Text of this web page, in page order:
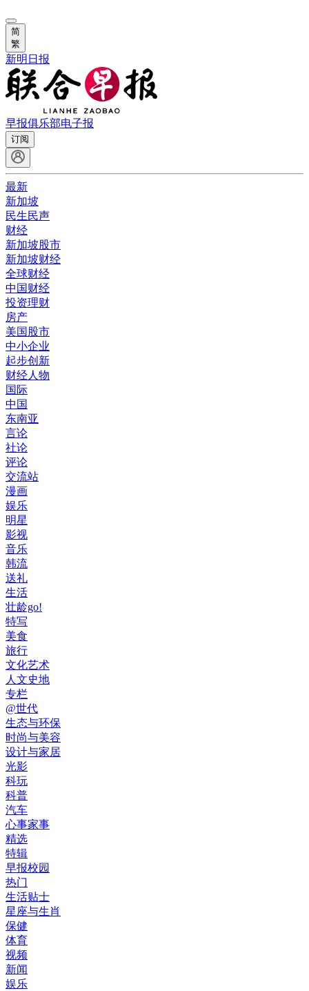
简
繁
新明日报
早报俱乐部电子报
订阅
最新
新加坡
民生民声
财经
新加坡股市
新加坡财经
全球财经
中国财经
投资理财
房产
美国股市
中小企业
起步创新
财经人物
国际
中国
东南亚
言论
社论
评论
交流站
漫画
娱乐
明星
影视
音乐
韩流
送礼
生活
壮龄go!
特写
美食
旅行
文化艺术
人文史地
专栏
@世代
生态与环保
时尚与美容
设计与家居
光影
科玩
科普
汽车
心事家事
精选
特辑
早报校园
热门
生活贴士
星座与生肖
保健
体育
视频
新闻
娱乐